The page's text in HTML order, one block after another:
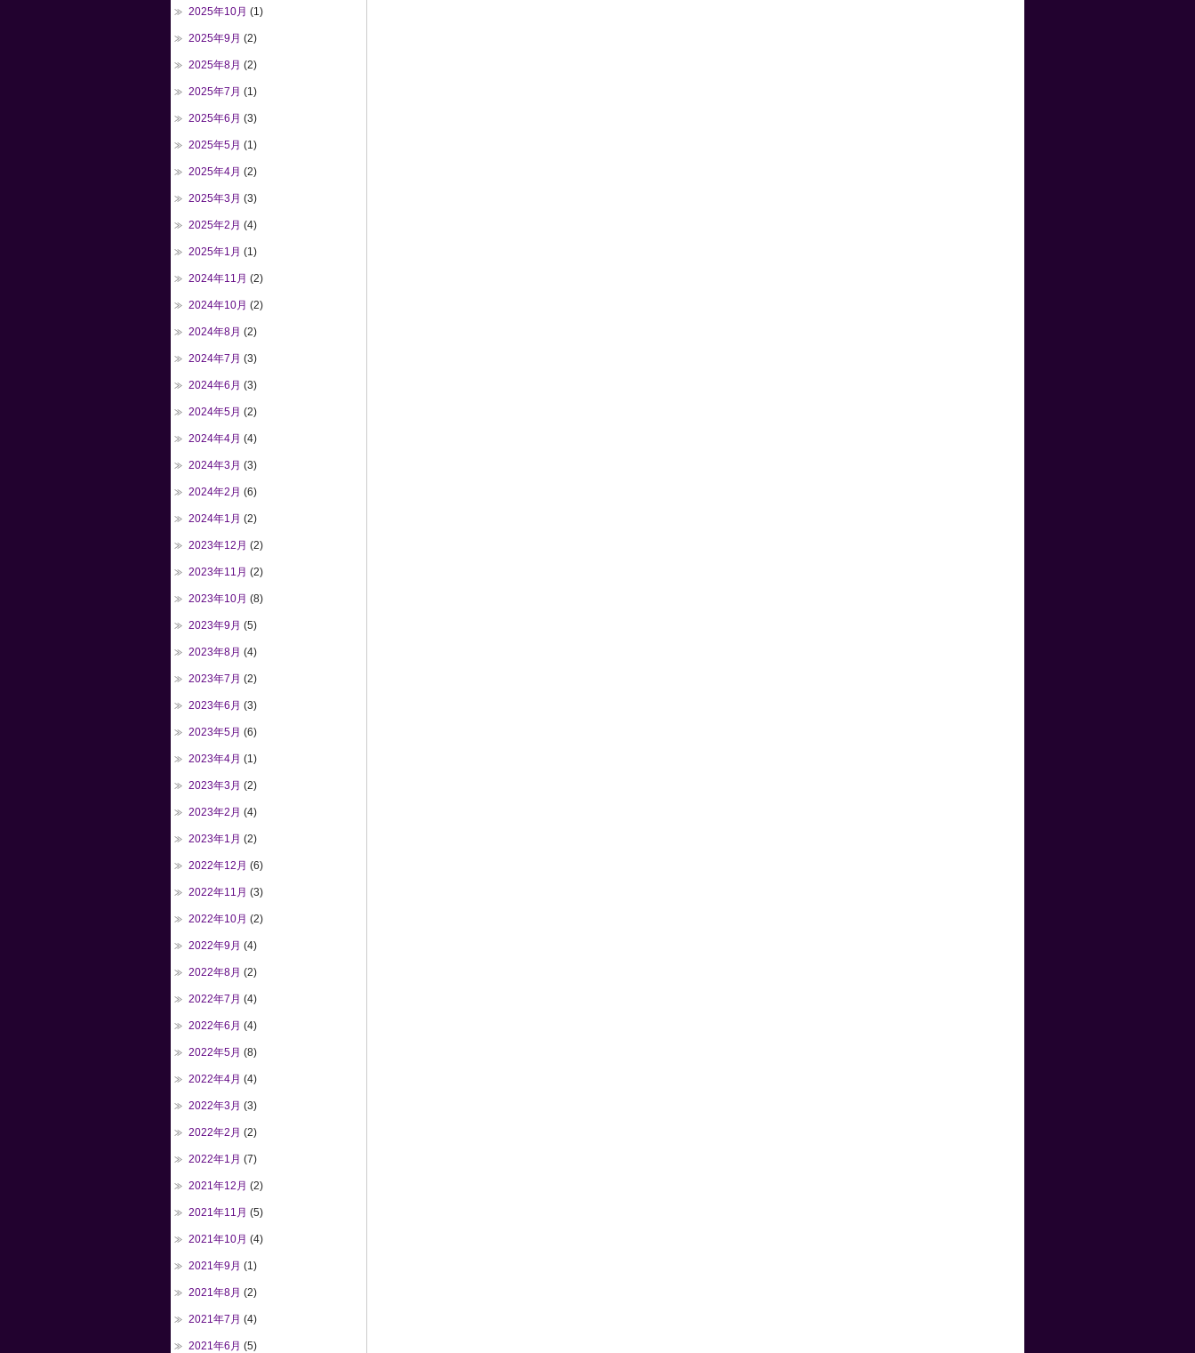
2025年10月 (1)
2025年9月 (2)
2025年8月 (2)
2025年7月 (1)
2025年6月 (3)
2025年5月 (1)
2025年4月 (2)
2025年3月 (3)
2025年2月 (4)
2025年1月 (1)
2024年11月 (2)
2024年10月 (2)
2024年8月 (2)
2024年7月 (3)
2024年6月 (3)
2024年5月 (2)
2024年4月 (4)
2024年3月 (3)
2024年2月 (6)
2024年1月 (2)
2023年12月 (2)
2023年11月 (2)
2023年10月 (8)
2023年9月 (5)
2023年8月 (4)
2023年7月 (2)
2023年6月 (3)
2023年5月 (6)
2023年4月 (1)
2023年3月 (2)
2023年2月 (4)
2023年1月 (2)
2022年12月 (6)
2022年11月 (3)
2022年10月 (2)
2022年9月 (4)
2022年8月 (2)
2022年7月 (4)
2022年6月 (4)
2022年5月 (8)
2022年4月 (4)
2022年3月 (3)
2022年2月 (2)
2022年1月 (7)
2021年12月 (2)
2021年11月 (5)
2021年10月 (4)
2021年9月 (1)
2021年8月 (2)
2021年7月 (4)
2021年6月 (5)